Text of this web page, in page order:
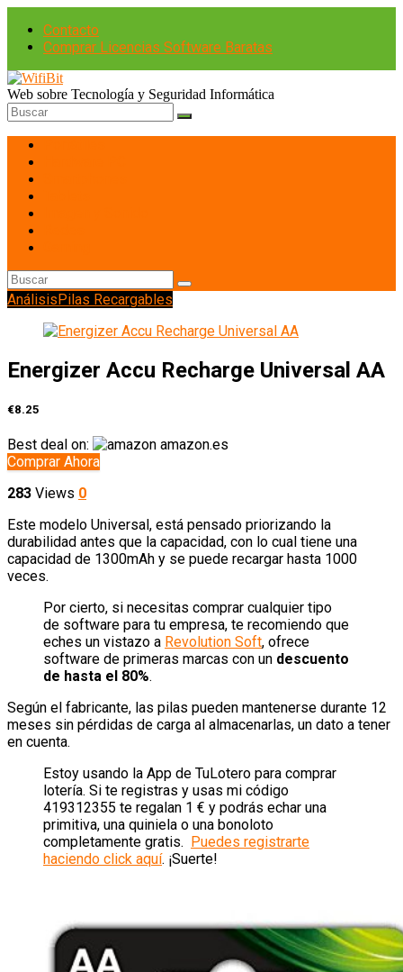
Contacto
Comprar Licencias Software Baratas
Web sobre Tecnología y Seguridad Informática
AnálisisPilas Recargables
Energizer Accu Recharge Universal AA
€8.25
Best deal on:
amazon.es
Comprar Ahora
283 Views 0
Este modelo Universal, está pensado priorizando la
durabilidad antes que la capacidad, con lo cual tiene una
capacidad de 1300mAh y se puede recargar hasta 1000
veces.
Por cierto, si necesitas comprar cualquier tipo
de software para tu empresa, te recomiendo que
eches un vistazo a Revolution Soft, ofrece
software de primeras marcas con un descuento
de hasta el 80%.
Según el fabricante, las pilas pueden mantenerse durante 12
meses sin pérdidas de carga al almacenarlas, un dato a tener
en cuenta.
Estoy usando la App de TuLotero para comprar
lotería. Si te registras y usas mi código
419312355 te regalan 1 € y podrás echar una
primitiva, una quiniela o una bonoloto
completamente gratis.
Puedes registrarte
haciendo click aquí. ¡Suerte!